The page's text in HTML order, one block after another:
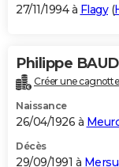
27/11/1994 à Flagy(
Philippe
Créer une
Naissance
26/04/1926 à
Décès
29/09/1991 à